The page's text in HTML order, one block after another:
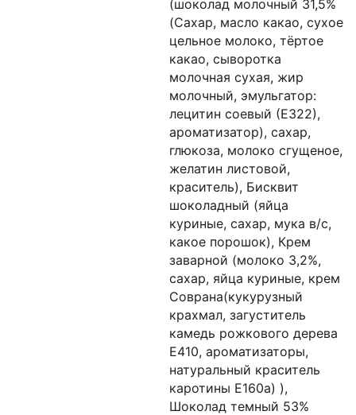
(шоколад молочный 31,5%
(Сахар, масло какао, сухое
цельное молоко, тёртое
какао, сыворотка
молочная сухая, жир
молочный, эмульгатор:
лецитин соевый (Е322),
ароматизатор), сахар,
глюкоза, молоко сгущеное,
желатин листовой,
краситель), Бисквит
шоколадный (яйца
куриные, сахар, мука в/с,
какое порошок), Крем
заварной (молоко 3,2%,
сахар, яйца куриные, крем
Соврана(кукурузный
крахмал, загуститель
камедь рожкового дерева
Е410, ароматизаторы,
натуральный краситель
каротины Е160а) ),
Шоколад темный 53%